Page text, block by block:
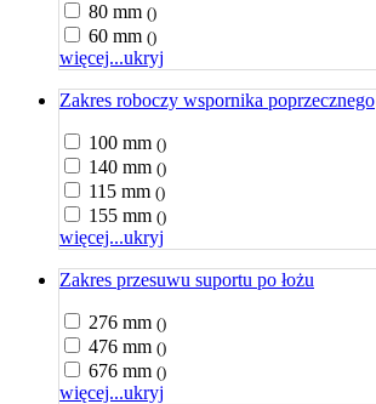
80 mm ()
60 mm ()
więcej...ukryj
Zakres roboczy wspornika poprzecznego
100 mm ()
140 mm ()
115 mm ()
155 mm ()
więcej...ukryj
Zakres przesuwu suportu po łożu
276 mm ()
476 mm ()
676 mm ()
więcej...ukryj